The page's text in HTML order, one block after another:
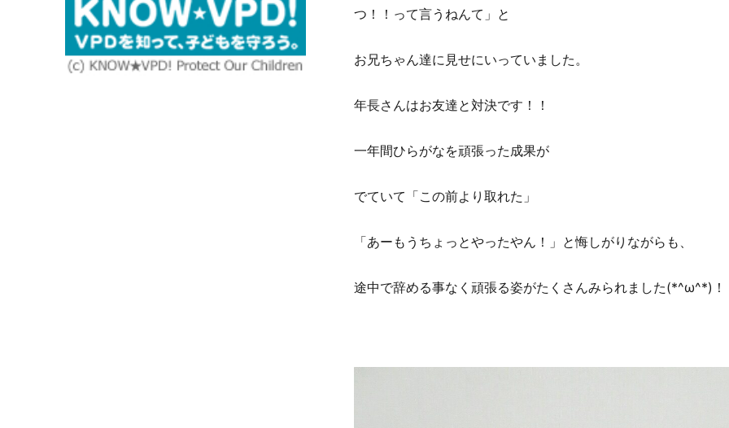
つ！！って言うねんて」と
お兄ちゃん達に見せにいっていました。
年長さんはお友達と対決です！！
一年間ひらがなを頑張った成果が
でていて「この前より取れた」
「あーもうちょっとやったやん！」と悔しがりながらも、
途中で辞める事なく頑張る姿がたくさんみられました(*^ω^*)！